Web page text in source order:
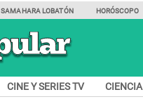
SAMAHARA LOBATÓN HORÓSCOPO
CINE Y SERIES TV CIENCIA